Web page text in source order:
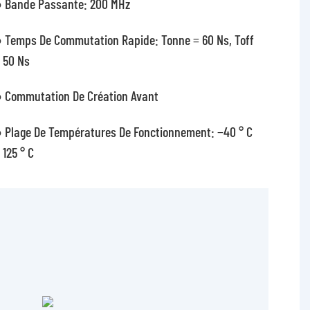
Bande Passante: 200 MHz
Temps De Commutation Rapide: Tonne = 60 Ns, Toff
Ns
Commutation De Création Avant
Plage De Températures De Fonctionnement: −40 ° C
° C